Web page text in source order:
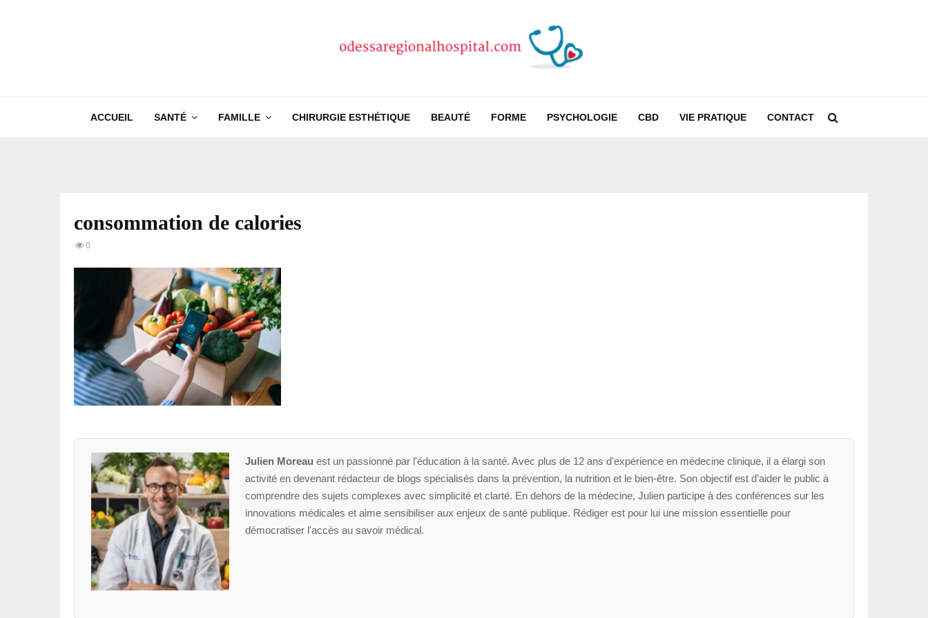
ACCUEIL SANTÉ FAMILLE CHIRURGIE ESTHÉTIQUE BEAUTÉ FORME PSYCHOLOGIE CBD VIE PRATIQUE CONTACT
consommation de calories
0
Julien Moreau est un passionné par l'éducation à la santé. Avec plus de 12 ans d'expérience en médecine clinique, il a élargi son
activité en devenant rédacteur de blogs spécialisés dans la prévention, la nutrition et le bien-être. Son objectif est d’aider le public à
comprendre des sujets complexes avec simplicité et clarté. En dehors de la médecine, Julien participe à des conférences sur les
innovations médicales et aime sensibiliser aux enjeux de santé publique. Rédiger est pour lui une mission essentielle pour
démocratiser l'accès au savoir médical.